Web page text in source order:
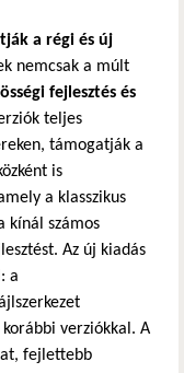
a régi és új
nemcsak a múlt
fejlesztés és
teljes
támogatják a
is
a klasszikus
kínál számos
Az új kiadás
a
verziókkal. A
fejlettebb